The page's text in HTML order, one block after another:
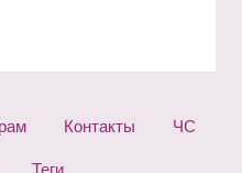
Контакты ЧС